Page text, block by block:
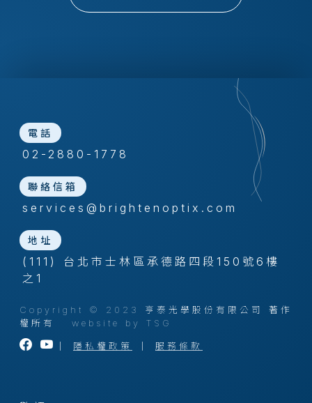
電話
02-2880-1778
聯絡信箱
services@brightenoptix.com
地址
(111) 台北市士林區承德路四段150號6樓
之1
Copyright © 2023 亨泰光學股份有限公司 著作
權所有 website by TSG
隱私權政策 服務條款